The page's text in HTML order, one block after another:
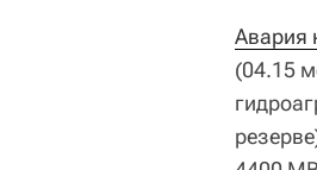
Авария
(04.15